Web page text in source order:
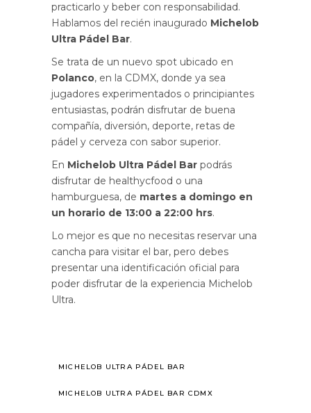
practicarlo y beber con responsabilidad.
Hablamos del recién inaugurado Michelob
Ultra Pádel Bar.
Se trata de un nuevo spot ubicado en
Polanco, en la CDMX, donde ya sea
jugadores experimentados o principiantes
entusiastas, podrán disfrutar de buena
compañía, diversión, deporte, retas de
pádel y cerveza con sabor superior.
En Michelob Ultra Pádel Bar podrás
disfrutar de healthycfood o una
hamburguesa, de martes a domingo en
un horario de 13:00 a 22:00 hrs.
Lo mejor es que no necesitas reservar una
cancha para visitar el bar, pero debes
presentar una identificación oficial para
poder disfrutar de la experiencia Michelob
Ultra.
MICHELOB ULTRA PÁDEL BAR
MICHELOB ULTRA PÁDEL BAR CDMX